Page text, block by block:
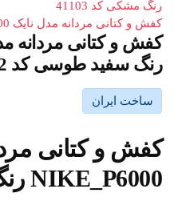
کفش و کتانی مردانه مدل نایک NIKE_P6000 رنگ مشکی کد 41103
رنگ سفید طوسی کد 41102
ساخت ایران
کفش و کتانی
NIKE_P6000 رنگ سفید طوسی